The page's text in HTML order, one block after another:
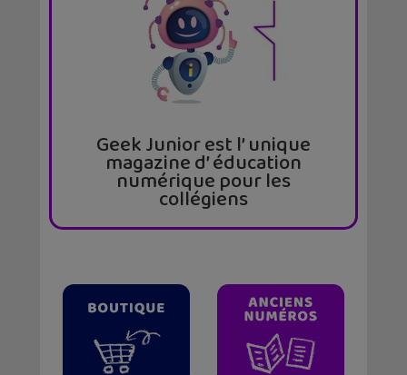
Geek Junior est l’ unique
magazine d’ éducation
numérique pour les
collégiens